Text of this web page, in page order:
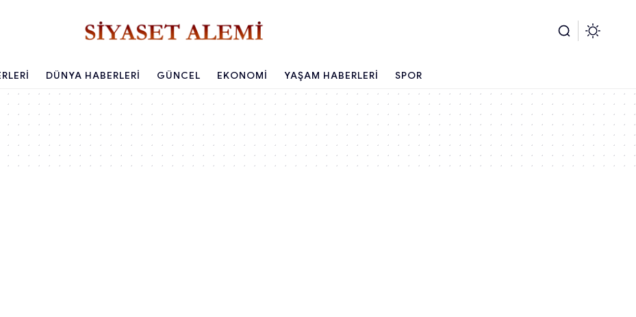
DÜNYA HABERLERI GÜNCEL EKONOMI YAŞAM HABERLERI SPOR